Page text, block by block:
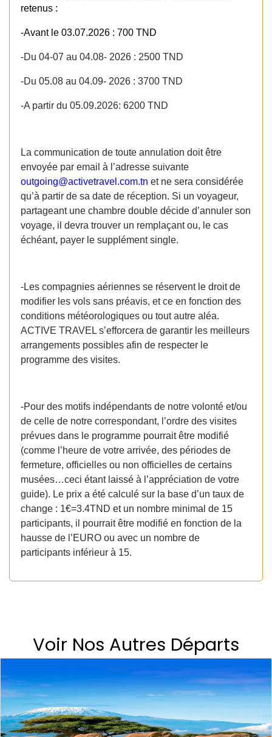
retenus :
-Avant le 03.07.2026 : 700 TND
-Du 04-07 au 04.08- 2026 : 2500 TND
-Du 05.08 au 04.09- 2026 : 3700 TND
-A partir du 05.09.2026: 6200 TND
La communication de toute annulation doit être
envoyée par email à l’adresse suivante
outgoing@activetravel.com.tn et ne sera considérée
qu’à partir de sa date de réception. Si un voyageur,
partageant une chambre double décide d’annuler son
voyage, il devra trouver un remplaçant ou, le cas
échéant, payer le supplément single.
-Les compagnies aériennes se réservent le droit de
modifier les vols sans préavis, et ce en fonction des
conditions météorologiques ou tout autre aléa.
ACTIVE TRAVEL s’efforcera de garantir les meilleurs
arrangements possibles afin de respecter le
programme des visites.
-Pour des motifs indépendants de notre volonté et/ou
de celle de notre correspondant, l’ordre des visites
prévues dans le programme pourrait être modifié
(comme l’heure de votre arrivée, des périodes de
fermeture, officielles ou non officielles de certains
musées…ceci étant laissé à l’appréciation de votre
guide). Le prix a été calculé sur la base d’un taux de
change : 1€=3.4TND et un nombre minimal de 15
participants, il pourrait être modifié en fonction de la
hausse de l’EURO ou avec un nombre de
participants inférieur à 15.
Voir Nos Autres Départs